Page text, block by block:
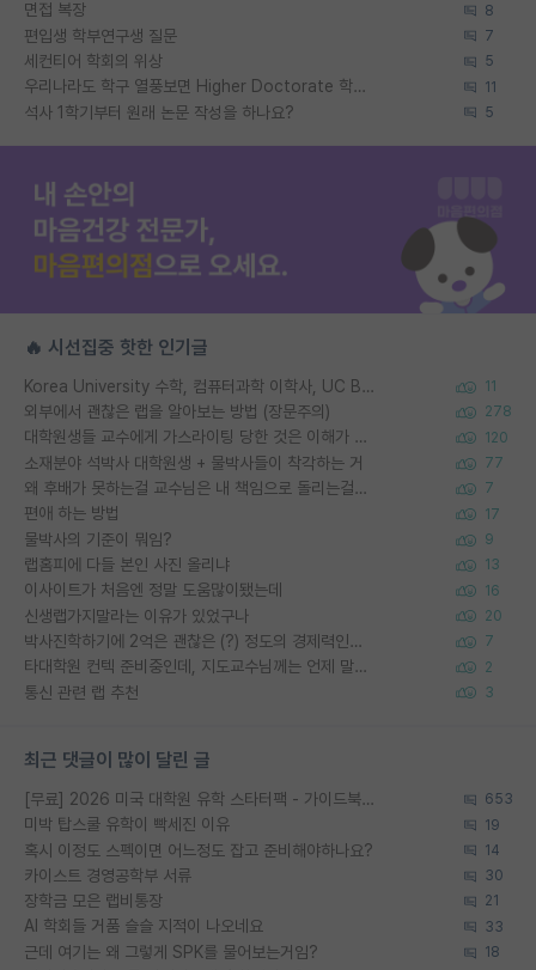
면접 복장 8
편입생 학부연구생 질문 7
세컨티어 학회의 위상 5
우리나라도 학구 열풍보면 Higher Doctorate 학위가 필요하다고 봅니다. 11
석사 1학기부터 원래 논문 작성을 하나요? 5
🔥 시선집중 핫한 인기글
Korea University 수학, 컴퓨터과학 이학사, UC Berkeley 산업공학 대학원 공학박사가 되는 것은 쉽지 않겠죠? 11
외부에서 괜찮은 랩을 알아보는 방법 (장문주의) 278
대학원생들 교수에게 가스라이팅 당한 것은 이해가 갑니다. 안타깝네요. 120
소재분야 석박사 대학원생 + 물박사들이 착각하는 거 77
왜 후배가 못하는걸 교수님은 내 책임으로 돌리는걸까요? 7
편애 하는 방법 17
물박사의 기준이 뭐임? 9
랩홈피에 다들 본인 사진 올리냐 13
이사이트가 처음엔 정말 도움많이됐는데 16
신생랩가지말라는 이유가 있었구나 20
박사진학하기에 2억은 괜찮은 (?) 정도의 경제력인가요 7
타대학원 컨텍 준비중인데, 지도교수님께는 언제 말씀드려야 할까요? 2
통신 관련 랩 추천 3
최근 댓글이 많이 달린 글
[무료] 2026 미국 대학원 유학 스타터팩 - 가이드북 & 합격자 컨택메일 템플릿 653
미박 탑스쿨 유학이 빡세진 이유 19
혹시 이정도 스펙이면 어느정도 잡고 준비해야하나요? 14
카이스트 경영공학부 서류 30
장학금 모은 랩비통장 21
AI 학회들 거품 슬슬 지적이 나오네요 33
근데 여기는 왜 그렇게 SPK를 물어보는거임? 18